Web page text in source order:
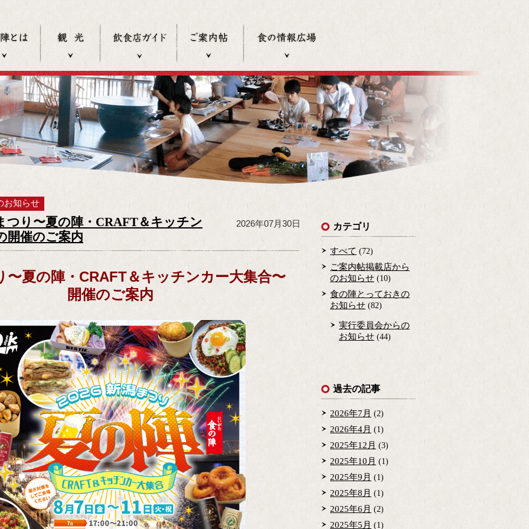
飲食店ガイド
お知らせ
2026年07月30日
つり〜夏の陣・CRAFT＆キッチン
開催のご案内
〜夏の陣・CRAFT＆キッチンカー大集合〜
開催のご案内
カテゴリ
すべて (72)
ご案内帖掲載店から
のお知らせ (10)
食の陣とっておきの
お知らせ (82)
実行委員会からの
お知らせ (44)
過去の記事
2026年7月 (2)
2026年4月 (1)
2025年12月 (3)
2025年10月 (1)
2025年9月 (1)
2025年8月 (1)
2025年6月 (2)
2025年5月 (1)